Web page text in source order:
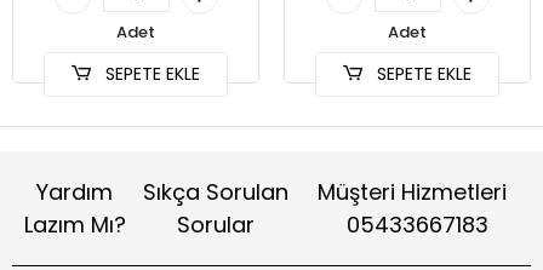
Adet
SEPETE EKLE
Adet
SEPETE EKLE
Yardım
Lazım Mı?
Sıkça Sorulan
Sorular
Müşteri Hizmetleri
05433667183